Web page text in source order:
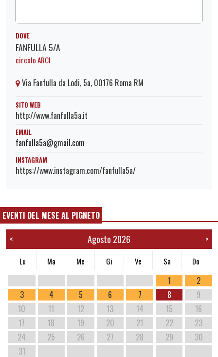
DOVE
FANFULLA 5/A
circolo ARCI
Via Fanfulla da Lodi, 5a, 00176 Roma RM
SITO WEB
http://www.fanfulla5a.it
EMAIL
fanfulla5a@gmail.com
INSTAGRAM
https://www.instagram.com/fanfulla5a/
EVENTI DEL MESE AL PIGNETO
< Agosto 2026 >
Lu Ma Me Gi Ve Sa Do
1
2
3
4 5 6 7 8
9
10
11 12 13 14 15
16
17
18 19 20 21 22
23
24
25 26 27 28 29
30
31